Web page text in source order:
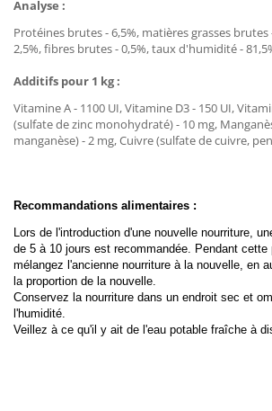
Analyse :
Protéines brutes - 6,5%, matières grasses
2,5%, fibres brutes - 0,5%, taux d'humidité -
Additifs pour 1 kg :
Vitamine A - 1100 UI, Vitamine D3 - 150 UI,
(sulfate de zinc monohydraté) - 10 mg,
manganèse) - 2 mg, Cuivre (sulfate de cuivre,
Recommandations alimentaires :
Lors de l'introduction d'une nouvelle nourriture,
de 5 à 10 jours est recommandée. Pendant cette
mélangez l'ancienne nourriture à la nouvelle, en
la proportion de la nouvelle.
Conservez la nourriture dans un endroit sec et
l'humidité.
Veillez à ce qu'il y ait de l'eau potable fraîche à